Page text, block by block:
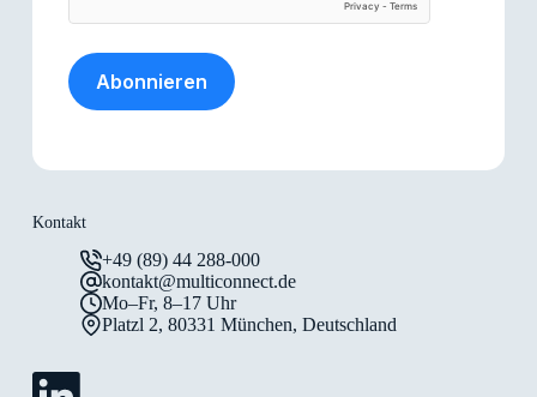
Kontakt
+49 (89) 44 288-000
kontakt@multiconnect.de
Mo–Fr, 8–17 Uhr
Platzl 2, 80331 München, Deutschland
Abonnieren